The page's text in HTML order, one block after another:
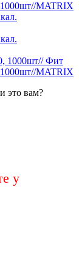
MATRIX
1000шт// Фит
MATRIX
это вам?
у